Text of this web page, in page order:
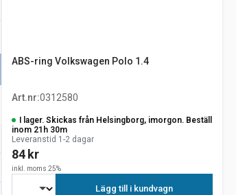
ABS-ring Volkswagen Polo 1.4
Art.nr:0312580
I lager. Skickas från Helsingborg, imorgon. Beställ
inom 21h 30m
Leveranstid 1-2 dagar
84 kr
inkl. moms 25%
Lägg till i kundvagn